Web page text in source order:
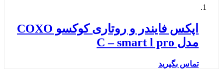
اپکس فایندر و روتاری کوکسو COXO
مدل C – smart l pro
تماس بگیرید